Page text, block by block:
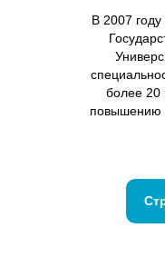
В 2007
более 20
повышению